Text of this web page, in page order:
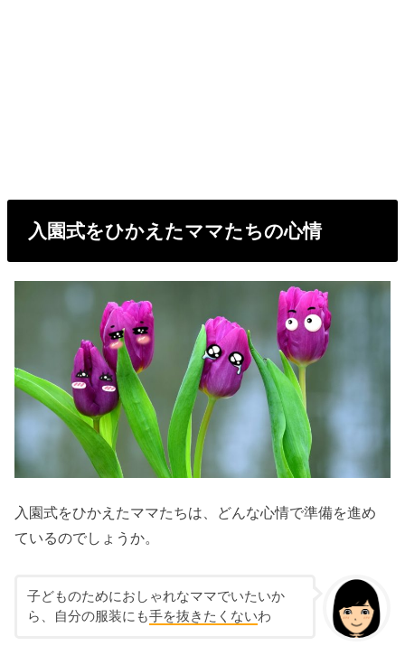
入園式をひかえたママたちの心情
入園式をひかえたママたちは、どんな心情で準備を進め
ているのでしょうか。
子どものためにおしゃれなママでいたいか
ら、自分の服装にも手を抜きたくないわ